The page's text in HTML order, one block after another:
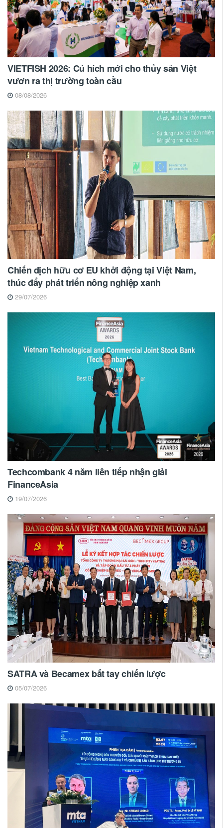
VIETFISH 2026: Cú hích mới cho thủy sản Việt
vươn ra thị trường toàn cầu
08/08/2026
Chiến dịch hữu cơ EU khởi động tại Việt Nam,
thúc đẩy phát triển nông nghiệp xanh
29/07/2026
Techcombank 4 năm liên tiếp nhận giải
FinanceAsia
19/07/2026
SATRA và Becamex bắt tay chiến lược
05/07/2026